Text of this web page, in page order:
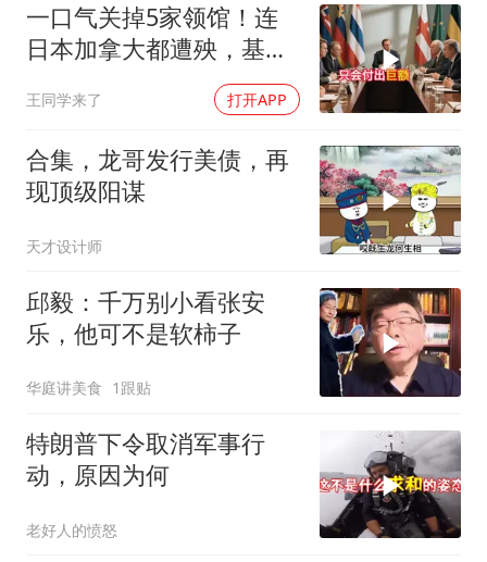
一口气关掉5家领馆！连
日本加拿大都遭殃，基辛
格临终遗言真应验了
王同学来了 打开APP
合集，龙哥发行美债，再
现顶级阳谋
天才设计师
邱毅：千万别小看张安
乐，他可不是软柿子
华庭讲美食 1跟贴
特朗普下令取消军事行
动，原因为何
老好人的愤怒